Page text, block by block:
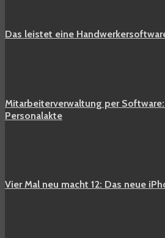
Das leistet eine
Mitarbeiterverwaltung per
Personalakte
Vier Mal neu macht 12: Das neue